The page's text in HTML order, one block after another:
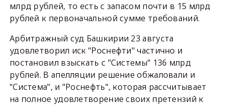
млрд рублей, то есть с запасом почти в 15 млрд
рублей к первоначальной сумме требований.
Арбитражный суд Башкирии 23 августа
удовлетворил иск "Роснефти" частично и
постановил взыскать с "Системы" 136 млрд
рублей. В апелляции решение обжаловали и
"Система", и "Роснефть", которая рассчитывает
на полное удовлетворение своих претензий к